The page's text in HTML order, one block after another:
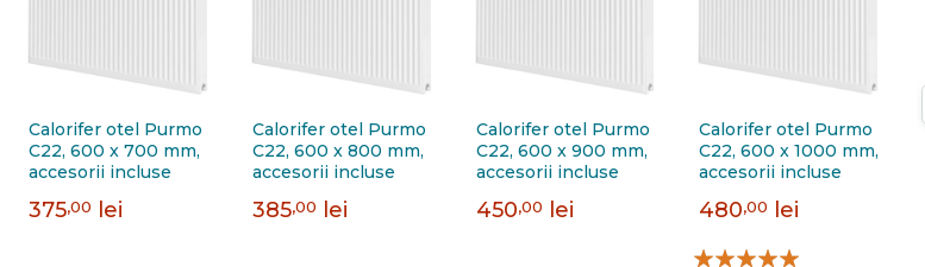
Calorifer otel Purmo
C22, 600 x 700 mm,
accesorii incluse
375,00 lei
Calorifer otel Purmo
C22, 600 x 800 mm,
accesorii incluse
385,00 lei
Calorifer otel Purmo
C22, 600 x 900 mm,
accesorii incluse
450,00 lei
Calorifer otel Purmo
C22, 600 x 1000 mm,
accesorii incluse
480,00 lei
Evaluare: